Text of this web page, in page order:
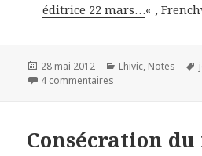
éditrice 22 mars…« ,
Publié
le
28 mai 2012 Catégories
Lhivic, Notes
4 commentaires
Consécration